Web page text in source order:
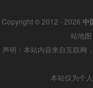
Copyright © 2012 - 2026 中
站地图
声明：本站内容来自互联网
本站仅为个